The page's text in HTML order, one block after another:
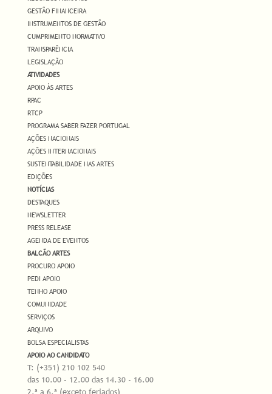
GESTÃO FINANCEIRA
INSTRUMENTOS DE GESTÃO
CUMPRIMENTO NORMATIVO
TRANSPARÊNCIA
LEGISLAÇÃO
ATIVIDADES
APOIO ÀS ARTES
RPAC
RTCP
PROGRAMA SABER FAZER PORTUGAL
AÇÕES NACIONAIS
AÇÕES INTERNACIONAIS
SUSTENTABILIDADE NAS ARTES
EDIÇÕES
NOTÍCIAS
DESTAQUES
NEWSLETTER
PRESS RELEASE
AGENDA DE EVENTOS
BALCÃO ARTES
PROCURO APOIO
PEDI APOIO
TENHO APOIO
COMUNIDADE
SERVIÇOS
ARQUIVO
BOLSA ESPECIALISTAS
APOIO AO CANDIDATO
T: (+351) 210 102 540
das 10.00 - 12.00 das 14.30 - 16.00
2.ª a 6.ª (exceto feriados)